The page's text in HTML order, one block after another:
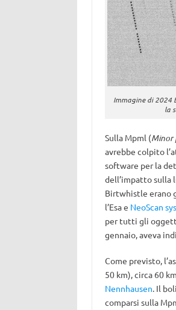
Immagine di 2024
la
Sulla Mpml (Minor
avrebbe colpito
software per la
dell’impatto sulla
Birtwhistle erano
l’Esa e NeoScan
per tutti gli
gennaio, aveva
Come previsto,
50 km), circa 60
Nennhausen. Il
comparsi sulla